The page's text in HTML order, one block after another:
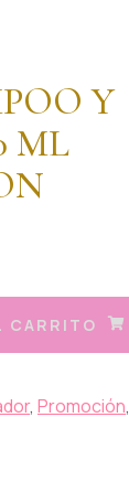
Y
ML
CARRITO
, Promoción,